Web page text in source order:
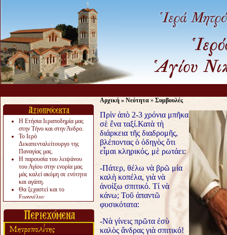
Η Ετήσια Ιεραποδημία μας
στην Τήνο και στην Άνδρο.
Το Ιερό
Δεκαπενταλείτουργο της
Παναγίας μας.
Η παρουσία του λειψάνου
του Αγίου στην ενορία μας
μάς καλεί ακόμη σε ενότητα
και αγάπη.
Θα ξεχαστεί και το
Ευαγγέλιο;
«πολύ αργά».
Ζητείται....
Αρχική » Νεότητα » Συμβουλές
Πρὶν ἀπὸ 2-3 χρόνια μπῆκα
σὲ ἕνα ταξί.Κατὰ τὴ
διάρκεια τῆς διαδρομῆς,
βλέποντας ὁ ὁδηγὸς ὅτι
εἶμαι κληρικός, μὲ ρωτάει:
-Πάτερ, θέλω νὰ βρῶ μία
καλὴ κοπέλα, γιὰ νὰ
ἀνοίξω σπιτικό. Τί νὰ
κάνω; Τοῦ ἀπαντῶ
φυσικότατα:
-Νὰ γίνεις πρῶτα ἐσὺ
καλὸς ἄνδρας γιὰ σπιτικό!